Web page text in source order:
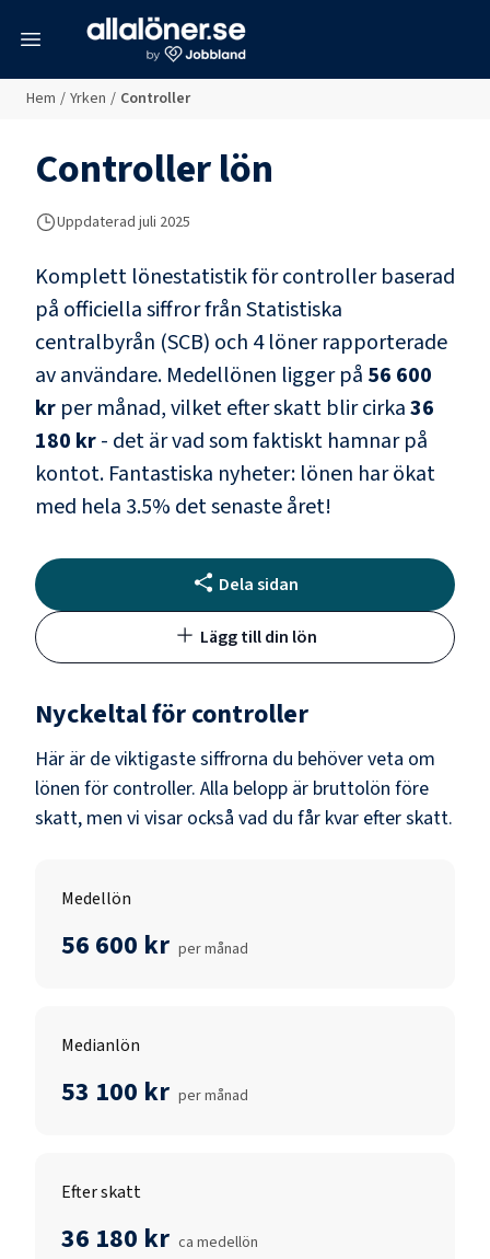
Hem / Yrken / Controller
Controllerlön
Uppdaterad juli 2025
Komplett lönestatistik förcontrollerbaserad
på officiella siffror från Statistiska
centralbyrån (SCB) och 4 löner rapporterade
av användare. Medellönen ligger på 56 600
kr per månad, vilket efter skatt blir cirka36
180 kr- det är vad som faktiskt hamnar på
kontot. Fantastiska nyheter: lönen har ökat
med hela 3.5% det senaste året!
Dela sidan
Lägg till din lön
Nyckeltal förcontroller
Här är de viktigaste siffrorna du behöver veta om
lönen för controller. Alla belopp är bruttolön före
skatt, men vi visar också vad du får kvar efter skatt.
Medellön
56 600 kr per månad
Medianlön
53 100 kr per månad
Efter skatt
36 180 kr ca medellön